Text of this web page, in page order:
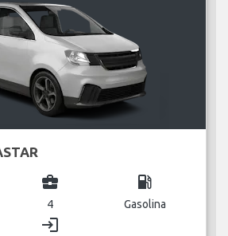
business_center
4
local_gas_station
Gasolina
login